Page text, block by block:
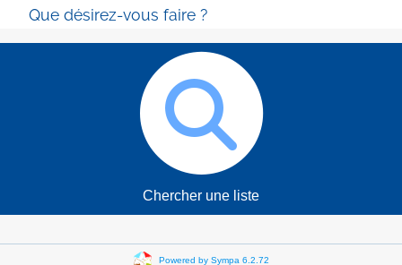
Que désirez-vous faire ?
Chercher une liste
Powered by Sympa 6.2.72